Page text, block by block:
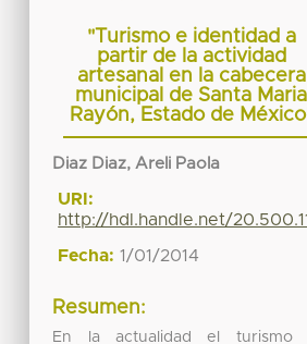
"Turismo e identidad a
partir de la actividad
artesanal en la cabecera
municipal de Santa Maria
Rayón, Estado de
Diaz Diaz, Areli Paola
URI:
http://hdl.handle.net/
Fecha: 1/01/2014
Resumen:
En la actualidad el turismo